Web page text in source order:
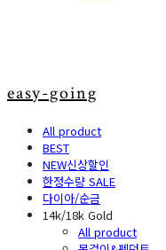
easy-going
All product
BEST
NEW신상할인
한정수량 SALE
다이아/순금
14k/18k Gold
All product